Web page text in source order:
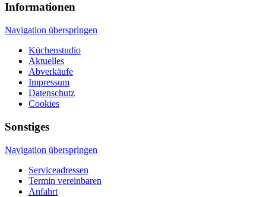
Informationen
Navigation überspringen
Küchenstudio
Aktuelles
Abverkäufe
Impressum
Datenschutz
Cookies
Sonstiges
Navigation überspringen
Serviceadressen
Termin vereinbaren
Anfahrt